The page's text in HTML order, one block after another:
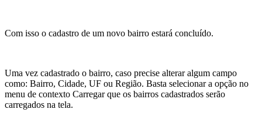
Com isso o cadastro de um novo bairro estará concluído.
Uma vez cadastrado o bairro, caso precise alterar algum campo
como: Bairro, Cidade, UF ou Região. Basta selecionar a opção no
menu de contexto Carregar que os bairros cadastrados serão
carregados na tela.